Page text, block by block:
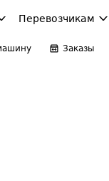
Перевозчикам
Заказы